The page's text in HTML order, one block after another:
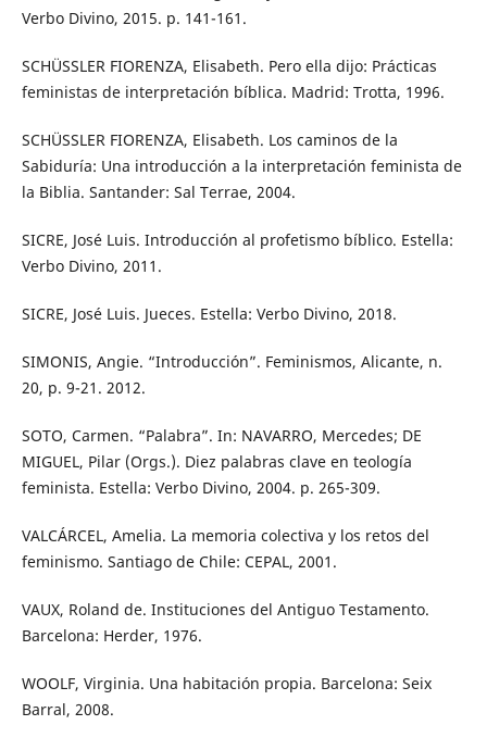
Verbo Divino, 2015. p. 141-161.
SCHÜSSLER FIORENZA, Elisabeth. Pero ella dijo: Prácticas
feministas de interpretación bíblica. Madrid: Trotta, 1996.
SCHÜSSLER FIORENZA, Elisabeth. Los caminos de la
Sabiduría: Una introducción a la interpretación feminista de
la Biblia. Santander: Sal Terrae, 2004.
SICRE, José Luis. Introducción al profetismo bíblico. Estella:
Verbo Divino, 2011.
SICRE, José Luis. Jueces. Estella: Verbo Divino, 2018.
SIMONIS, Angie. “Introducción”. Feminismos, Alicante, n.
20, p. 9-21. 2012.
SOTO, Carmen. “Palabra”. In: NAVARRO, Mercedes; DE
MIGUEL, Pilar (Orgs.). Diez palabras clave en teología
feminista. Estella: Verbo Divino, 2004. p. 265-309.
VALCÁRCEL, Amelia. La memoria colectiva y los retos del
feminismo. Santiago de Chile: CEPAL, 2001.
VAUX, Roland de. Instituciones del Antiguo Testamento.
Barcelona: Herder, 1976.
WOOLF, Virginia. Una habitación propia. Barcelona: Seix
Barral, 2008.